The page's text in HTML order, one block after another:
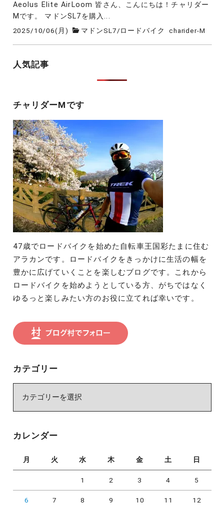
Aeolus Elite AirLoom 皆さん、こんにちは！チャリダー
Mです。 マドンSL7を購入...
2025/10/06(月) マドンSL7/ロードバイク charider-M
人気記事
チャリダーMです
47歳でロードバイクを始めた自転車王国彩たまに住む
アラカンです。ロードバイクをきっかけに生活の幅を
豊かに広げていくことを楽しむブログです。これから
ロードバイクを始めようとしている方、がちではなく
ゆるっと楽しみたい方のお役に立てれば幸いです。
カテゴリー
ー
カレンダー
月 火 水 木 金 土 日
1 2 3 4 5
6 7 8 9 10 11 12